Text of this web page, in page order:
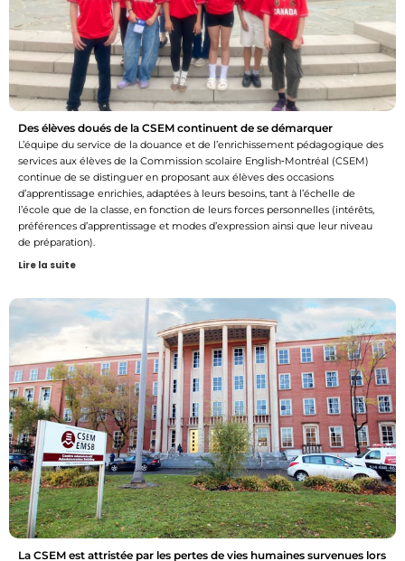
Des élèves doués de la CSEM continuent de se démarquer
L’équipe du service de la douance et de l’enrichissement pédagogique des
services aux élèves de la Commission scolaire English‑Montréal (CSEM)
continue de se distinguer en proposant aux élèves des occasions
d’apprentissage enrichies, adaptées à leurs besoins, tant à l’échelle de
l’école que de la classe, en fonction de leurs forces personnelles (intérêts,
préférences d’apprentissage et modes d’expression ainsi que leur niveau
de préparation).
Lire la suite
La CSEM est attristée par les pertes de vies humaines survenues lors